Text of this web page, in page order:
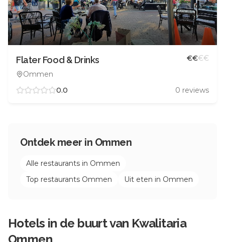
Flater Food & Drinks
Ommen
€€€€
0.0 0 reviews
Ontdek meer in Ommen
Alle restaurants in Ommen
Top restaurants Ommen Uit eten in Ommen
Hotels in de buurt van Kwalitaria
Ommen